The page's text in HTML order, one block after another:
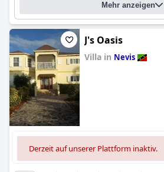
Mehr anzeigen
J's Oasis
Villa in Nevis
Derzeit auf unserer Plattform inaktiv.